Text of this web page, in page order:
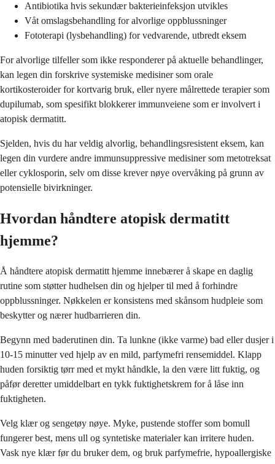
Antibiotika hvis sekundær bakterieinfeksjon utvikles
Våt omslagsbehandling for alvorlige oppblussninger
Fototerapi (lysbehandling) for vedvarende, utbredt eksem
For alvorlige tilfeller som ikke responderer på aktuelle behandlinger,
kan legen din forskrive systemiske medisiner som orale
kortikosteroider for kortvarig bruk, eller nyere målrettede terapier som
dupilumab, som spesifikt blokkerer immunveiene som er involvert i
atopisk dermatitt.
Sjelden, hvis du har veldig alvorlig, behandlingsresistent eksem, kan
legen din vurdere andre immunsuppressive medisiner som metotreksat
eller cyklosporin, selv om disse krever nøye overvåking på grunn av
potensielle bivirkninger.
Hvordan håndtere atopisk dermatitt
hjemme?
Å håndtere atopisk dermatitt hjemme innebærer å skape en daglig
rutine som støtter hudhelsen din og hjelper til med å forhindre
oppblussninger. Nøkkelen er konsistens med skånsom hudpleie som
beskytter og nærer hudbarrieren din.
Begynn med baderutinen din. Ta lunkne (ikke varme) bad eller dusjer i
10-15 minutter ved hjelp av en mild, parfymefri rensemiddel. Klapp
huden forsiktig tørr med et mykt håndkle, la den være litt fuktig, og
påfør deretter umiddelbart en tykk fuktighetskrem for å låse inn
fuktigheten.
Velg klær og sengetøy nøye. Myke, pustende stoffer som bomull
fungerer best, mens ull og syntetiske materialer kan irritere huden.
Vask nye klær før du bruker dem, og bruk parfymefrie, hypoallergiske